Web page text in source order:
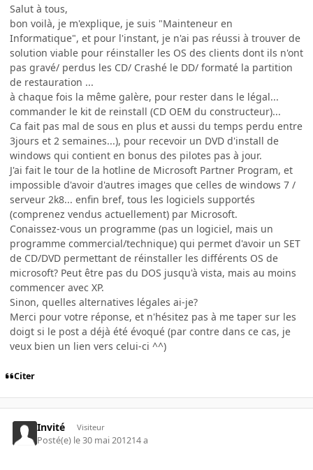
Salut à tous,
bon voilà, je m'explique, je suis "Mainteneur en
Informatique", et pour l'instant, je n'ai pas réussi à trouver de
solution viable pour réinstaller les OS des clients dont ils n'ont
pas gravé/ perdus les CD/ Crashé le DD/ formaté la partition
de restauration ...
à chaque fois la même galère, pour rester dans le légal...
commander le kit de reinstall (CD OEM du constructeur)...
Ca fait pas mal de sous en plus et aussi du temps perdu entre
3jours et 2 semaines...), pour recevoir un DVD d'install de
windows qui contient en bonus des pilotes pas à jour.
J'ai fait le tour de la hotline de Microsoft Partner Program, et
impossible d'avoir d'autres images que celles de windows 7 /
serveur 2k8... enfin bref, tous les logiciels supportés
(comprenez vendus actuellement) par Microsoft.
Conaissez-vous un programme (pas un logiciel, mais un
programme commercial/technique) qui permet d'avoir un SET
de CD/DVD permettant de réinstaller les différents OS de
microsoft? Peut être pas du DOS jusqu'à vista, mais au moins
commencer avec XP.
Sinon, quelles alternatives légales ai-je?
Merci pour votre réponse, et n'hésitez pas à me taper sur les
doigt si le post a déjà été évoqué (par contre dans ce cas, je
veux bien un lien vers celui-ci ^^)
Citer
Invité Visiteur
Posté(e) le 30 mai 201214 a